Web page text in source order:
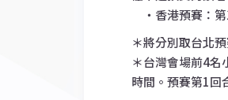
・香港預賽：
＊將分別取台北
＊台灣會場前4名
時間。預賽第1回